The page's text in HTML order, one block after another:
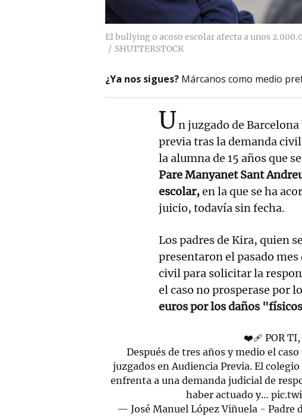
El bullying o acoso escolar afecta a unos
SHUTTERSTOCK
¿Ya nos sigues? Márcanos como medio
Un juzgado de
previa tras la demanda
la alumna de 15 años que
Pare Manyanet Sant
escolar,en la que se ha
juicio, todavía sin fecha.
Los padres de Kira, quien
presentaron el pasado
civil para solicitar la
el caso no prosperase por
euros por los daños
❤️‍🩹 POR
Después de tres años y medio el
juzgados en Audiencia Previa. El
enfrenta a una demanda judicial de
haber actuado y…
— José Manuel López Viñuela - Padre